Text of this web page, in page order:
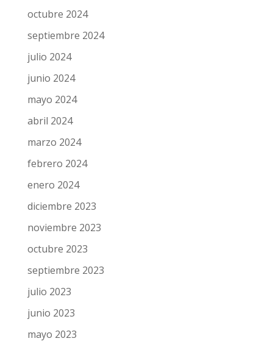
octubre 2024
septiembre 2024
julio 2024
junio 2024
mayo 2024
abril 2024
marzo 2024
febrero 2024
enero 2024
diciembre 2023
noviembre 2023
octubre 2023
septiembre 2023
julio 2023
junio 2023
mayo 2023